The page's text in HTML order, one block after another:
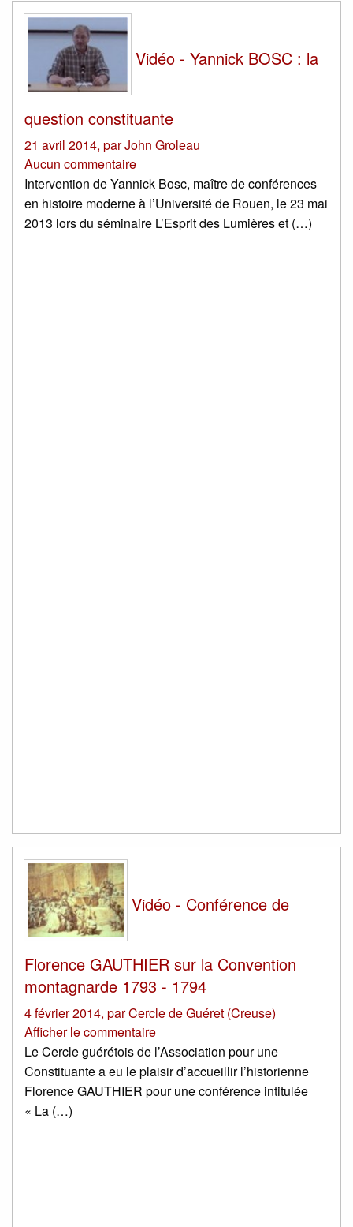
Vidéo - Yannick BOSC : la
question constituante
21 avril 2014, parJohn Groleau
Aucun commentaire
Intervention de Yannick Bosc, maître de conférences
en histoire moderne à l’Université de Rouen, le 23 mai
2013 lors du séminaire L’Esprit des Lumières et (…)
Vidéo - Conférence de
Florence GAUTHIER sur la Convention
montagnarde 1793 - 1794
4 février 2014, parCercle de Guéret (Creuse)
Afficher le commentaire
Le Cercle guérétois de l’Association pour une
Constituante a eu le plaisir d’accueillir l’historienne
Florence GAUTHIER pour une conférence intitulée
« La (…)